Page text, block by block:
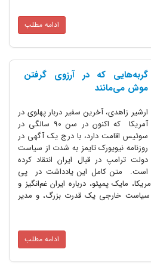
ادامه مطلب
گربه‌هایی که در آرزوی گرفتن
موش می‌مانند
ارشیر زاهدی، آخرین سفیر دربار پهلوی در
آمریکا که اکنون در سن 90 سالگی در
سوئیس اقامت دارد، با درج یک آگهی در
روزنامه نیویورک تایمز به شدت از سیاست
دولت ترامپ در قبال ایران انتقاد کرده
است. متن کامل این یادداشت در پی
مایک پمپئو، درباره ایران غم‌انگیز و
خارجی یک قدرت بزرگ، و مدیر
ادامه مطلب